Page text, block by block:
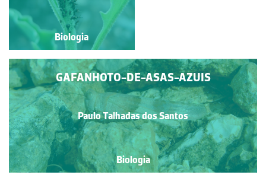
Biologia
GAFANHOTO-DE-ASAS-AZUIS
Paulo Talhadas dos Santos
Biologia
Biologia